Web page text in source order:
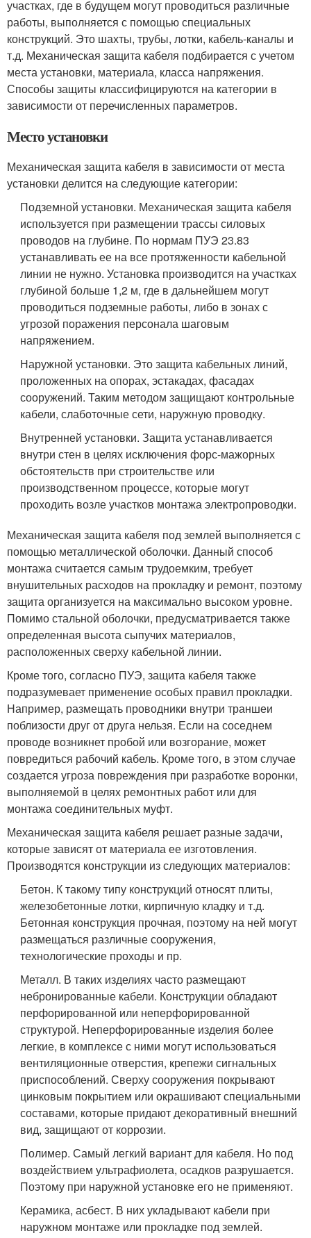
участках, где в будущем могут проводиться различные
работы, выполняется с помощью специальных
конструкций. Это шахты, трубы, лотки, кабель-каналы и
т.д. Механическая защита кабеля подбирается с учетом
места установки, материала, класса напряжения.
Способы защиты классифицируются на категории в
зависимости от перечисленных параметров.
Место установки
Механическая защита кабеля в зависимости от места
установки делится на следующие категории:
Подземной установки. Механическая защита кабеля
используется при размещении трассы силовых
проводов на глубине. По нормам ПУЭ 23.83
устанавливать ее на все протяженности кабельной
линии не нужно. Установка производится на участках
глубиной больше 1,2 м, где в дальнейшем могут
проводиться подземные работы, либо в зонах с
угрозой поражения персонала шаговым
напряжением.
Наружной установки. Это защита кабельных линий,
проложенных на опорах, эстакадах, фасадах
сооружений. Таким методом защищают контрольные
кабели, слаботочные сети, наружную проводку.
Внутренней установки. Защита устанавливается
внутри стен в целях исключения форс-мажорных
обстоятельств при строительстве или
производственном процессе, которые могут
проходить возле участков монтажа электропроводки.
Механическая защита кабеля под землей выполняется с
помощью металлической оболочки. Данный способ
монтажа считается самым трудоемким, требует
внушительных расходов на прокладку и ремонт, поэтому
защита организуется на максимально высоком уровне.
Помимо стальной оболочки, предусматривается также
определенная высота сыпучих материалов,
расположенных сверху кабельной линии.
Кроме того, согласно ПУЭ, защита кабеля также
подразумевает применение особых правил прокладки.
Например, размещать проводники внутри траншеи
поблизости друг от друга нельзя. Если на соседнем
проводе возникнет пробой или возгорание, может
повредиться рабочий кабель. Кроме того, в этом случае
создается угроза повреждения при разработке воронки,
выполняемой в целях ремонтных работ или для
монтажа соединительных муфт.
Механическая защита кабеля решает разные задачи,
которые зависят от материала ее изготовления.
Производятся конструкции из следующих материалов:
Бетон. К такому типу конструкций относят плиты,
железобетонные лотки, кирпичную кладку и т.д.
Бетонная конструкция прочная, поэтому на ней могут
размещаться различные сооружения,
технологические проходы и пр.
Металл. В таких изделиях часто размещают
небронированные кабели. Конструкции обладают
перфорированной или неперфорированной
структурой. Неперфорированные изделия более
легкие, в комплексе с ними могут использоваться
вентиляционные отверстия, крепежи сигнальных
приспособлений. Сверху сооружения покрывают
цинковым покрытием или окрашивают специальными
составами, которые придают декоративный внешний
вид, защищают от коррозии.
Полимер. Самый легкий вариант для кабеля. Но под
воздействием ультрафиолета, осадков разрушается.
Поэтому при наружной установке его не применяют.
Керамика, асбест. В них укладывают кабели при
наружном монтаже или прокладке под землей.